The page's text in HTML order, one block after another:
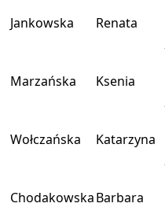
Jankowska Renata
Marzańska Ksenia
Wołczańska Katarzyna
ChodakowskaBarbara